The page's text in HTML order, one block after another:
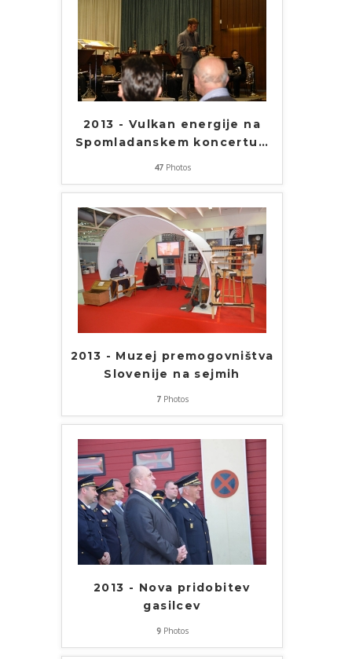
2013 - Vulkan energije na
Spomladanskem koncertu …
47Photos
2013 - Muzej premogovništva
Slovenije na sejmih
7Photos
2013 - Nova pridobitev
gasilcev
9Photos